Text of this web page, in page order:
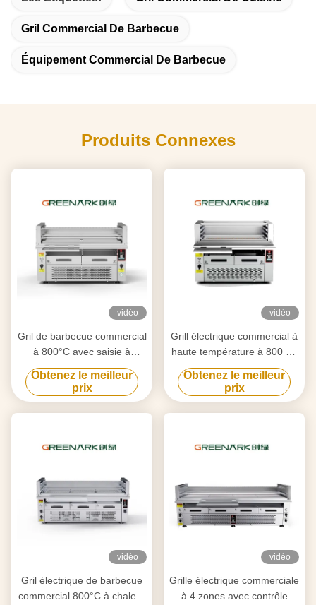
Gril Commercial De Barbecue
Équipement Commercial De Barbecue
Produits Connexes
vidéo
Gril de barbecue commercial
à 800°C avec saisie à
double zone
Obtenez le meilleur
prix
vidéo
Grill électrique commercial à
haute température à 800 °C
6,5 kW certifié CE
Obtenez le meilleur
prix
vidéo
Gril électrique de barbecue
commercial 800°C à chaleur
vidéo
Grille électrique commerciale
à 4 zones avec contrôle